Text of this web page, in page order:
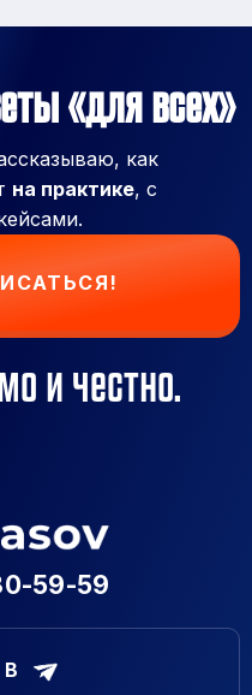
«для всех»
как
на практике, с
и честно.
59-59